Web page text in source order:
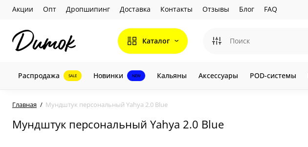
Акции Опт Дропшипинг Доставка Контакты Отзывы Блог FAQ
Каталог
Распродажа SALE Новинки NEW Кальяны Аксессуары POD-системы
Главная Мундштук персональный Yahya 2.0 Blue
Мундштук персональный Yahya 2.0 Blue